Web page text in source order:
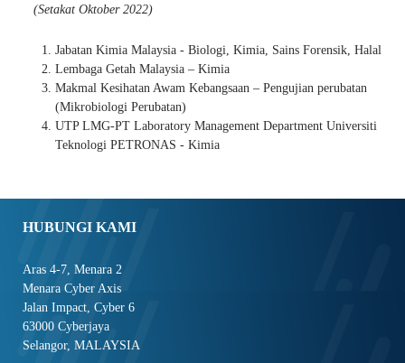
(Setakat Oktober 2022)
Jabatan Kimia Malaysia - Biologi, Kimia, Sains Forensik, Halal
Lembaga Getah Malaysia – Kimia
Makmal Kesihatan Awam Kebangsaan – Pengujian perubatan
(Mikrobiologi Perubatan)
UTP LMG-PT Laboratory Management Department Universiti
Teknologi PETRONAS - Kimia
HUBUNGI KAMI
Aras 4-7, Menara 2
Menara Cyber Axis
Jalan Impact, Cyber 6
63000 Cyberjaya
Selangor, MALAYSIA